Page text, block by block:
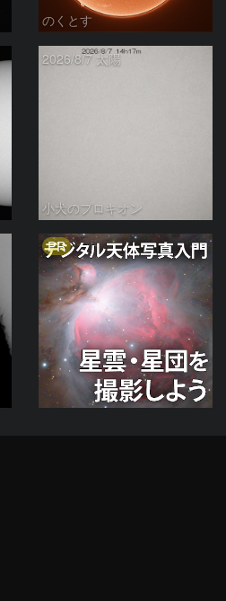
のくとす
2026/8/7 太陽
小犬のプロキオン
PR